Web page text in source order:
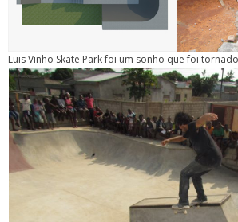
Luis Vinho Skate Park foi um sonho que foi